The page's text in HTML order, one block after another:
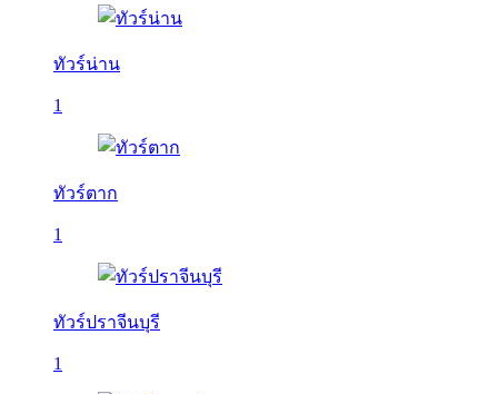
ทัวร์น่าน
1
ทัวร์ตาก
1
ทัวร์ปราจีนบุรี
1